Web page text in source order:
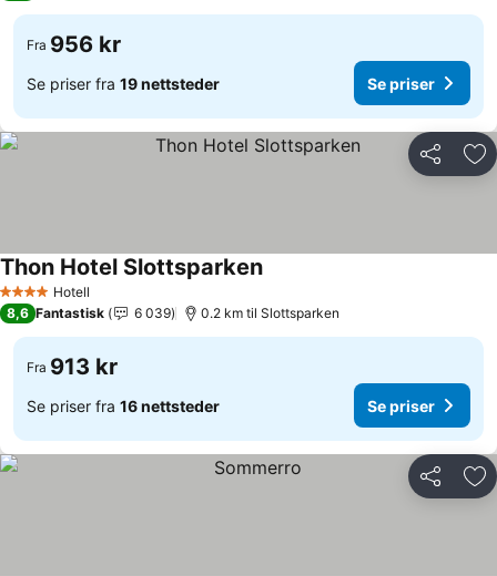
Fra 956 kr
Se priser fra 19 nettsteder Se priser
Del
4 StjernerHotell
Thon Hotel Slottsparken
8,6 Fantastisk 6 039 0.2 km til Slottsparken
Fra 913 kr
Se priser fra 16 nettsteder Se priser
Del